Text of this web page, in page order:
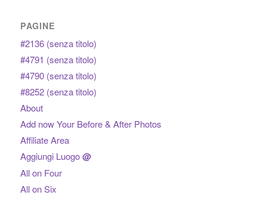
PAGINE
#2136 (senza titolo)
#4791 (senza titolo)
#4790 (senza titolo)
#8252 (senza titolo)
About
Add now Your Before & After Photos
Affiliate Area
Aggiungi Luogo@
All on Four
All on Six